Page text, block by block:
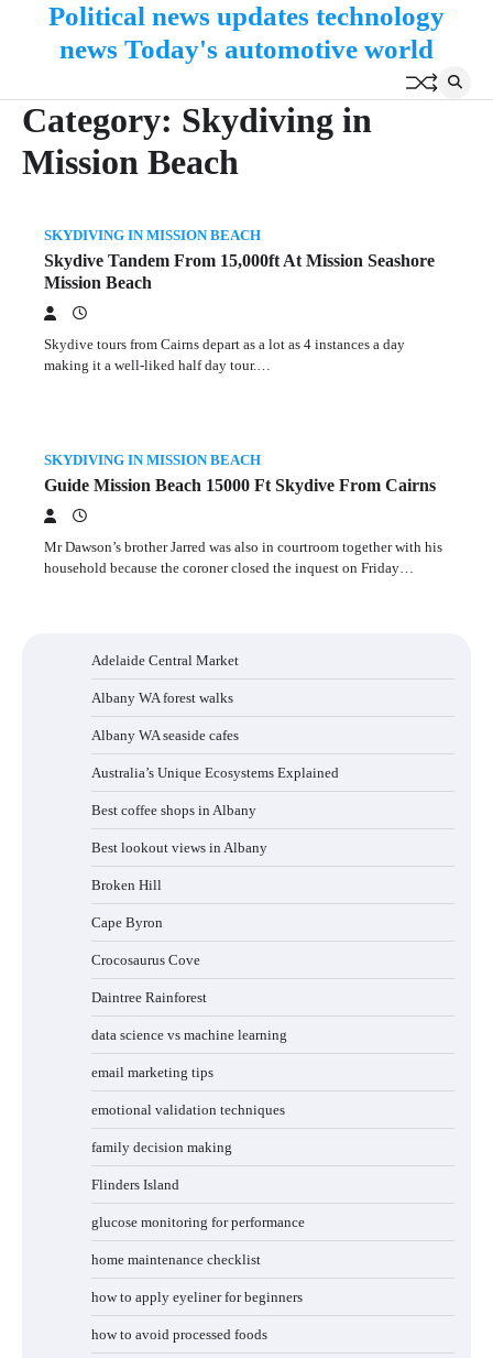
Political news updates technology
news Today's automotive world
Category: Skydiving in
Mission Beach
SKYDIVING IN MISSION BEACH
Skydive Tandem From 15,000ft At Mission Seashore
Mission Beach
Skydive tours from Cairns depart as a lot as 4 instances a day
making it a well-liked half day tour.…
SKYDIVING IN MISSION BEACH
Guide Mission Beach 15000 Ft Skydive From Cairns
Mr Dawson’s brother Jarred was also in courtroom together with his
household because the coroner closed the inquest on Friday…
Adelaide Central Market
Albany WA forest walks
Albany WA seaside cafes
Australia’s Unique Ecosystems Explained
Best coffee shops in Albany
Best lookout views in Albany
Broken Hill
Cape Byron
Crocosaurus Cove
Daintree Rainforest
data science vs machine learning
email marketing tips
emotional validation techniques
family decision making
Flinders Island
glucose monitoring for performance
home maintenance checklist
how to apply eyeliner for beginners
how to avoid processed foods